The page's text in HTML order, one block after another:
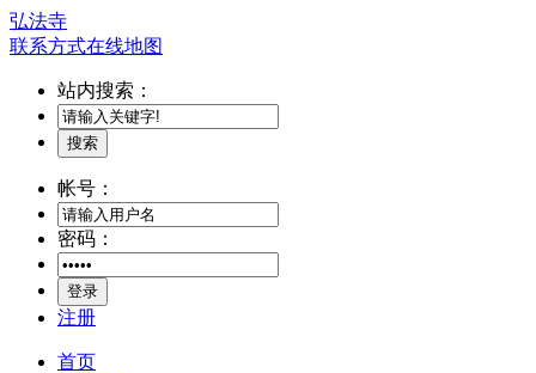
弘法寺
联系方式在线地图
站内搜索：
搜索
帐号：
密码：
登录
注册
首页